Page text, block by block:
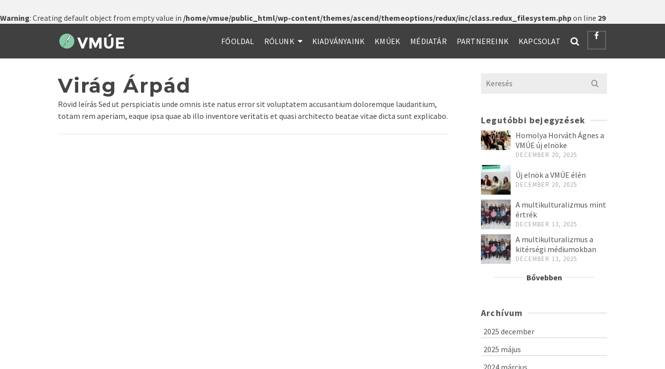
Warning: Creating default object from empty value in /home/vmue/public_html/wp-content/themes/ascend/themeoptions/redux/inc/class.redux_filesystem.phpon line 29
FŐOLDAL RÓLUNK KIADVÁNYAINK KMÚEK MÉDIATÁR PARTNEREINK KAPCSOLAT
Virág Árpád
Rövid leírás Sed ut perspiciatis unde omnis iste natus error sit voluptatem accusantium doloremque laudantium,
totam rem aperiam, eaque ipsa quae ab illo inventore veritatis et quasi architecto beatae vitae dicta sunt explicabo.
Search
for:
Legutóbbi bejegyzések
Homolya Horváth Ágnes a
VMÚE új elnöke
DECEMBER 20, 2025
Új elnök a VMÚE élén
DECEMBER 20, 2025
A multikulturalizmus mint
értrék
DECEMBER 13, 2025
A multikulturalizmus a
kitérségi médiumokban
DECEMBER 13, 2025
Bővebben
Archívum
2025 december
2025 május
2024 március